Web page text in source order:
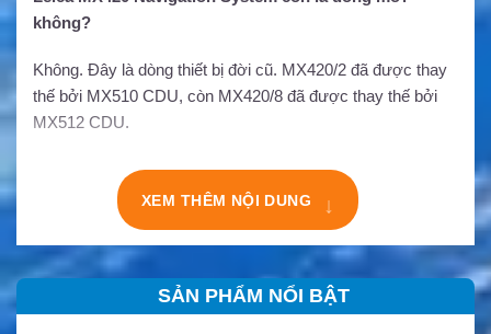
không?
Không. Đây là dòng thiết bị đời cũ. MX420/2 đã được thay
thế bởi MX510 CDU, còn MX420/8 đã được thay thế bởi
MX512 CDU.
XEM THÊM NỘI DUNG ↓
SẢN PHẨM NỔI BẬT